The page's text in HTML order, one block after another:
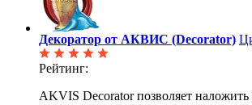
Декоратор от АКВИС (Decorator)
Рейтинг:
AKVIS Decorator позволяет наложить